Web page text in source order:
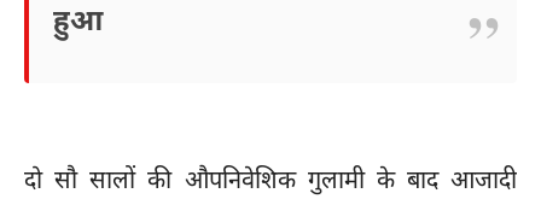
हुआ
दो सौ सालों की औपनिवेशिक गुलामी के बाद आजादी